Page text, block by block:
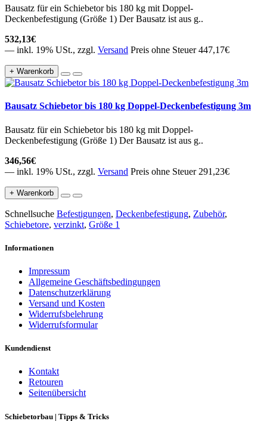
Bausatz für ein Schiebetor bis 180 kg mit Doppel-
Deckenbefestigung (Größe 1) Der Bausatz ist aus g..
532,13€
— inkl. 19% USt., zzgl. Versand Preis ohne Steuer 447,17€
+ Warenkorb
Bausatz Schiebetor bis 180 kg Doppel-Deckenbefestigung 3m
Bausatz für ein Schiebetor bis 180 kg mit Doppel-
Deckenbefestigung (Größe 1) Der Bausatz ist aus g..
346,56€
— inkl. 19% USt., zzgl. Versand Preis ohne Steuer 291,23€
+ Warenkorb
Schnellsuche Befestigungen, Deckenbefestigung, Zubehör,
Schiebetore, verzinkt, Größe 1
Informationen
Impressum
Allgemeine Geschäftsbedingungen
Datenschutzerklärung
Versand und Kosten
Widerrufsbelehrung
Widerrufsformular
Kundendienst
Kontakt
Retouren
Seitenübersicht
Schiebetorbau | Tipps & Tricks